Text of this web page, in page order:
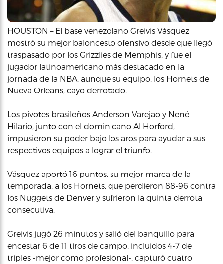
HOUSTON – El base venezolano Greivis Vásquez
mostró su mejor baloncesto ofensivo desde que llegó
traspasado por los Grizzlies de Memphis, y fue el
jugador latinoamericano más destacado en la
jornada de la NBA, aunque su equipo, los Hornets de
Nueva Orleans, cayó derrotado.
Los pivotes brasileños Anderson Varejao y Nené
Hilario, junto con el dominicano Al Horford,
impusieron su poder bajo los aros para ayudar a sus
respectivos equipos a lograr el triunfo.
Vásquez aportó 16 puntos, su mejor marca de la
temporada, a los Hornets, que perdieron 88-96 contra
los Nuggets de Denver y sufrieron la quinta derrota
consecutiva.
Greivis jugó 26 minutos y salió del banquillo para
encestar 6 de 11 tiros de campo, incluidos 4-7 de
triples -mejor como profesional-, capturó cuatro